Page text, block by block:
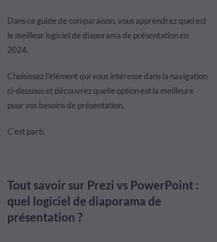
Dans ce guide de comparaison, vous apprendrez quel est
le meilleur logiciel de diaporama de présentation en
2024.
Choisissez l'élément qui vous intéresse dans la navigation
ci-dessous et découvrez quelle option est la meilleure
pour vos besoins de présentation.
C’est parti.
Tout savoir sur Prezi vs PowerPoint :
quel logiciel de diaporama de
présentation ?